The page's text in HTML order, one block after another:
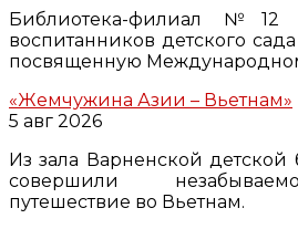
Библиотека-филиал №12
воспитанников детского
посвященную
«Жемчужина Азии – Вьетнам»
5 авг 2026
Из зала Варненской
совершили
путешествие во Вьетнам.